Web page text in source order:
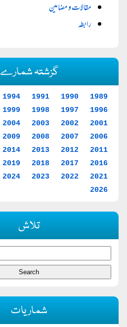
مقالات و مضامین
رابطہ
گزشتہ شمارے
1989
1990
1991
1994
1996
1997
1998
1999
2001
2002
2003
2004
2006
2007
2008
2009
2011
2012
2013
2014
2016
2017
2018
2019
2021
2022
2023
2024
2026
تلاش
شماریات